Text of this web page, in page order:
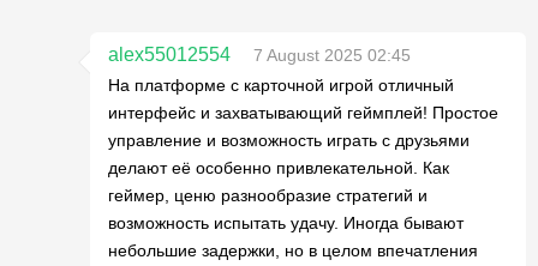
alex55012554
7 August 2025 02:45
На платформе с карточной игрой отличный
интерфейс и захватывающий геймплей! Простое
управление и возможность играть с друзьями
делают её особенно привлекательной. Как
геймер, ценю разнообразие стратегий и
возможность испытать удачу. Иногда бывают
небольшие задержки, но в целом впечатления